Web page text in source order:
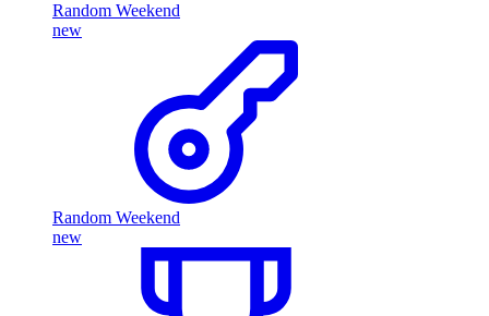
Random Weekend
new
Random Weekend
new